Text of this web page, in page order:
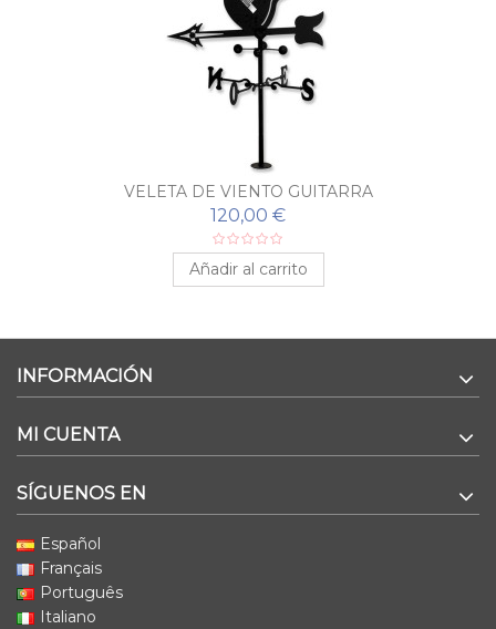
VELETA DE VIENTO GUITARRA
120,00 €
Añadir al carrito
INFORMACIÓN
MI CUENTA
SÍGUENOS EN
Español
Français
Português
Italiano